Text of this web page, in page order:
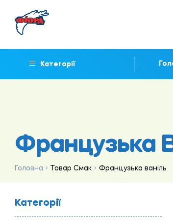
Категорії
Французька
Головна Товар Смак Французька ваніль
Категорії